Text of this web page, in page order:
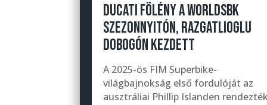
DUCATI FÖLÉNY A WORLDSBK
SZEZONNYITÓN, RAZGATLIOGLU
DOBOGÓN KEZDETT
A 2025-ös FIM Superbike-
világbajnokság első fordulóját az
ausztráliai Phillip Islanden